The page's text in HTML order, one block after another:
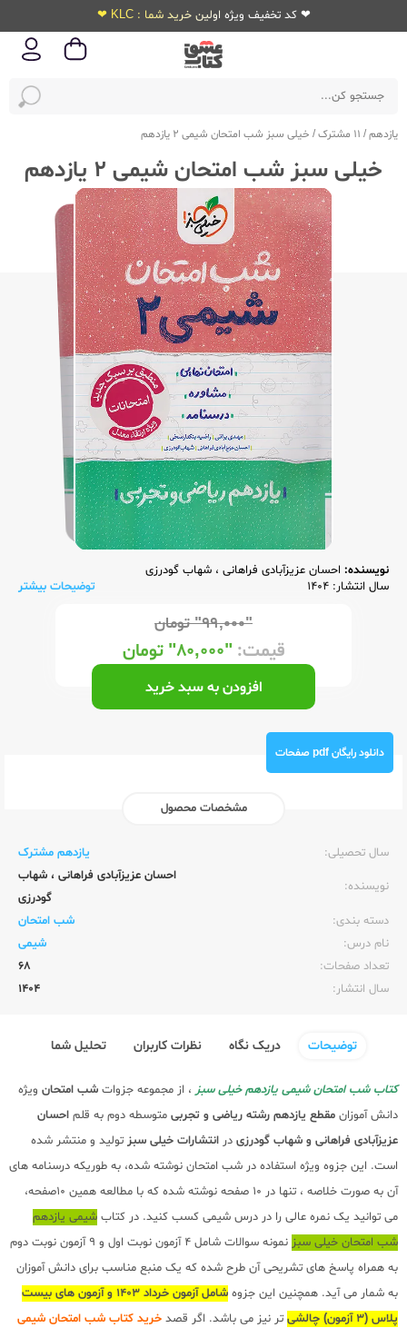
❤ کد تخفیف ویژه اولین خرید شما : KLC ❤
یازدهم/ 11 مشترک / خیلی سبز شب امتحان شیمی 2 یازدهم
خیلی سبز شب امتحان شیمی 2 یازدهم
نویسنده: احسان عزیزآبادی فراهانی ، شهاب گودرزی
سال انتشار: 1404
توضیحات بیشتر
"۹۹,۰۰۰" تومان
قیمت:"۸۰,۰۰۰" تومان
افزودن به سبد خرید
دانلود رایگان pdf صفحات
مشخصات محصول
سال تحصیلی:‌
یازدهم مشترک
نویسنده:‌
احسان عزیزآبادی فراهانی ، شهاب
گودرزی
دسته بندی:
شب امتحان
نام درس:
شیمی
تعداد صفحات:‌
68
سال انتشار:‌
1404
توضیحات دریک نگاه نظرات کاربران تحلیل شما
کتاب شب امتحان شیمی یازدهم خیلی سبز، از مجموعه جزوات شب امتحان ویژه
دانش آموزان مقطع یازدهم رشته ریاضی و تجربی متوسطه دوم به قلم احسان
عزیزآبادی فراهانی و شهاب گودرزی در انتشارات خیلی سبز تولید و منتشر شده
است. این جزوه ویژه استفاده در شب امتحان نوشته شده، به طوریکه درسنامه های
آن به صورت خلاصه ، تنها در 10 صفحه نوشته شده که با مطالعه همین 10صفحه،
می توانید یک نمره عالی را در درس شیمی کسب کنید. در کتاب شیمی یازدهم
شب امتحان خیلی سبز
نمونه سوالات شامل 4 آزمون نوبت اول و 9 آزمون نوبت دوم
به همراه پاسخ های تشریحی آن طرح شده که یک منبع مناسب برای دانش آموزان
به شمار می آید. همچنین این جزوه
شامل آزمون خرداد 1403 و آزمون های بیست
پلاس (3 آزمون) چالشی
تر نیز می باشد. اگر قصد خرید کتاب شب امتحان شیمی